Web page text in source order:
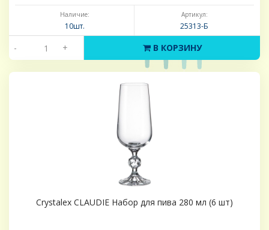
Наличие:
10шт.
Артикул:
25313-Б
- + В КОРЗИНУ
Crystalex CLAUDIE Набор для пива 280 мл (6 шт)